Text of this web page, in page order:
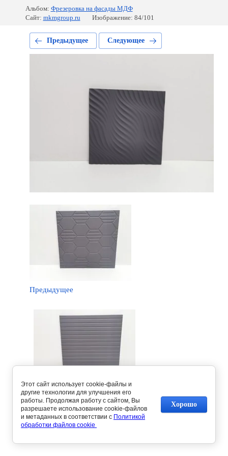
Альбом: Фрезеровка на фасады МДФ
Сайт: mkmgroup.ru Изображение: 84/101
Предыдущее Следующее
Предыдущее
Следующее
Вернуться в галерею
Этот сайт использует cookie-файлы и
другие технологии для улучшения его
работы. Продолжая работу с сайтом, Вы
разрешаете использование cookie-файлов
и метаданных в соответствии с Политикой
обработки файлов cookie
Хорошо